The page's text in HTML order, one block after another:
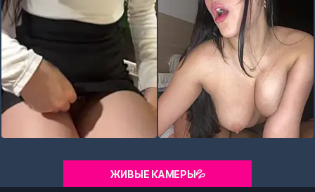
ЖИВЫЕ КАМЕРЫ💦